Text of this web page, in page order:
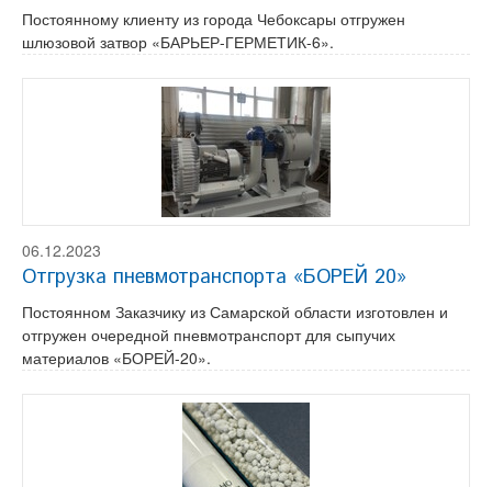
Постоянному клиенту из города Чебоксары отгружен
шлюзовой затвор «БАРЬЕР-ГЕРМЕТИК-6».
06.12.2023
Отгрузка пневмотранспорта «БОРЕЙ 20»
Постоянном Заказчику из Самарской области изготовлен и
отгружен очередной пневмотранспорт для сыпучих
материалов «БОРЕЙ-20».